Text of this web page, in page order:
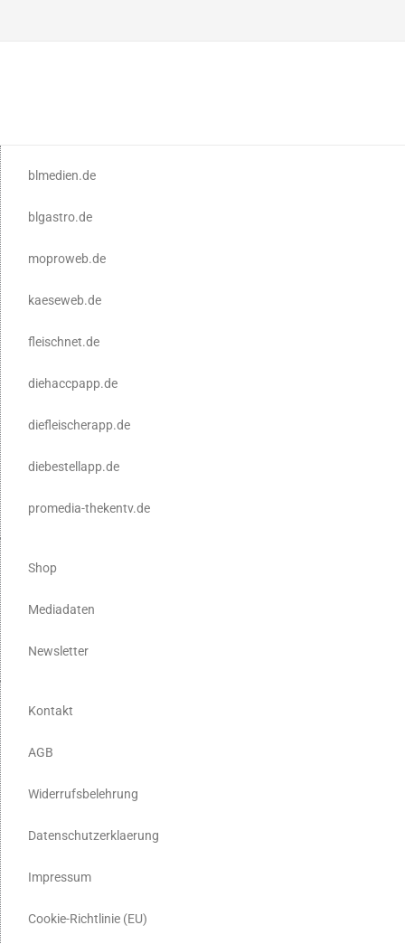
blmedien.de
blgastro.de
moproweb.de
kaeseweb.de
fleischnet.de
diehaccpapp.de
diefleischerapp.de
diebestellapp.de
promedia-thekentv.de
Shop
Mediadaten
Newsletter
Kontakt
AGB
Widerrufsbelehrung
Datenschutzerklaerung
Impressum
Cookie-Richtlinie (EU)